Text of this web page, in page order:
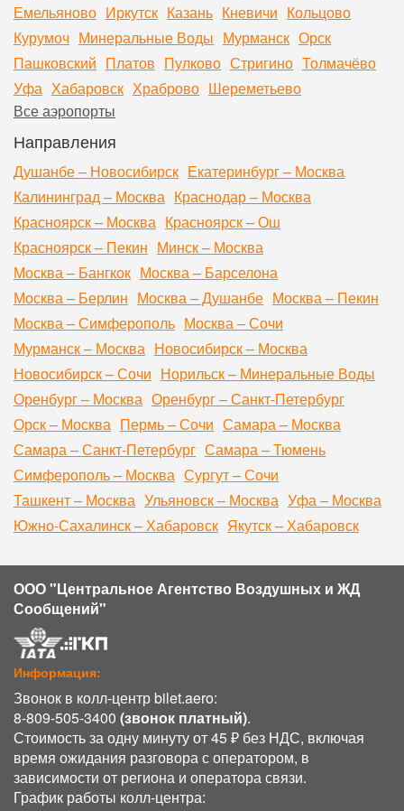
Емельяново Иркутск Казань Кневичи Кольцово
Курумоч Минеральные Воды Мурманск Орск
Пашковский Платов Пулково Стригино Толмачёво
Уфа Хабаровск Храброво Шереметьево
Все аэропорты
Направления
Душанбе – Новосибирск Екатеринбург – Москва
Калининград – Москва Краснодар – Москва
Красноярск – Москва Красноярск – Ош
Красноярск – Пекин Минск – Москва
Москва – Бангкок Москва – Барселона
Москва – Берлин Москва – Душанбе Москва – Пекин
Москва – Симферополь Москва – Сочи
Мурманск – Москва Новосибирск – Москва
Новосибирск – Сочи Норильск – Минеральные Воды
Оренбург – Москва Оренбург – Санкт-Петербург
Орск – Москва Пермь – Сочи Самара – Москва
Самара – Санкт-Петербург Самара – Тюмень
Симферополь – Москва Сургут – Сочи
Ташкент – Москва Ульяновск – Москва Уфа – Москва
Южно-Сахалинск – Хабаровск Якутск – Хабаровск
ООО "Центральное Агентство Воздушных и ЖД
Сообщений"
Информация:
Звонок в колл-центр bilet.aero:
8-809-505-3400 (звонок платный).
Стоимость за одну минуту от 45 ₽ без НДС, включая
время ожидания разговора с оператором, в
зависимости от региона и оператора связи.
График работы колл-центра: